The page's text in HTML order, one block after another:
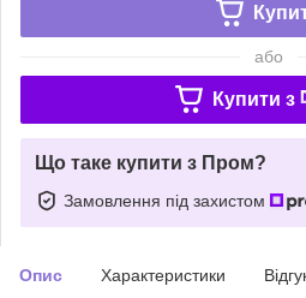
або
Купити з
Що таке купити з Пром?
Замовлення під захистом
Опис Характеристики